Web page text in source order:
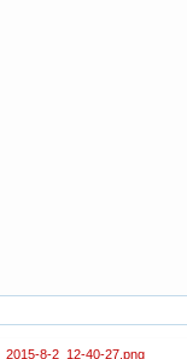
8-2_12-40-27.png